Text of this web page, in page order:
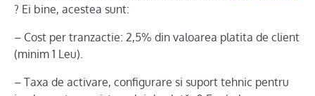
? Ei bine, acestea sunt:
– Cost per tranzactie: 2,5% din valoarea platita de client
(minim 1 Leu).
– Taxa de activare, configurare si suport tehnic pentru